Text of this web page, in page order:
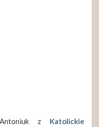
z Katolickie